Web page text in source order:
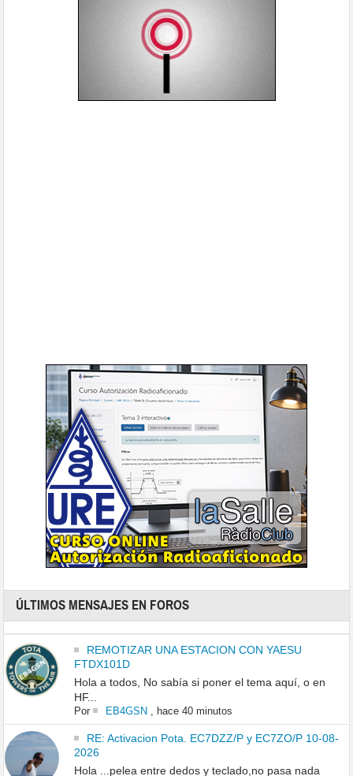
ÚLTIMOS MENSAJES EN FOROS
REMOTIZAR UNA ESTACION CON YAESU
FTDX101D
Hola a todos, No sabía si poner el tema aquí, o en
HF...
Por EB4GSN, hace 40 minutos
RE: Activacion Pota. EC7DZZ/P y EC7ZO/P 10-08-
2026
Hola ...pelea entre dedos y teclado,no pasa nada